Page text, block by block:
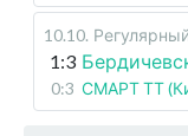
10.10.
1:3
0:3 СМАРТ ТТ